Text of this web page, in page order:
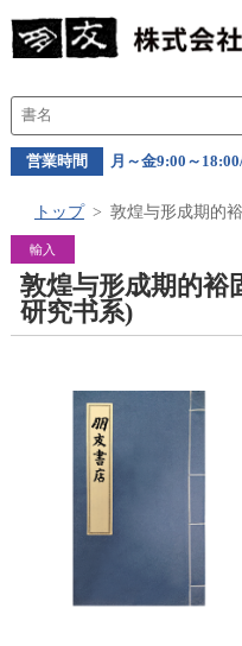
営業時間 月～金9:00～
トップ 敦煌与形成期的
輸入
敦煌与形成期的裕
研究书系)